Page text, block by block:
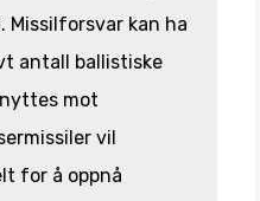
Missilforsvar kan ha
antall ballistiske
mot
vil
for å oppnå